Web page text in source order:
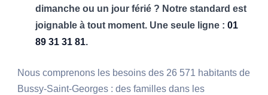
dimanche ou un jour férié ? Notre standard est
joignable à tout moment. Une seule ligne :01
89 31 31 81.
Nous comprenons les besoins des 26 571 habitants de
Bussy-Saint-Georges : des familles dans les